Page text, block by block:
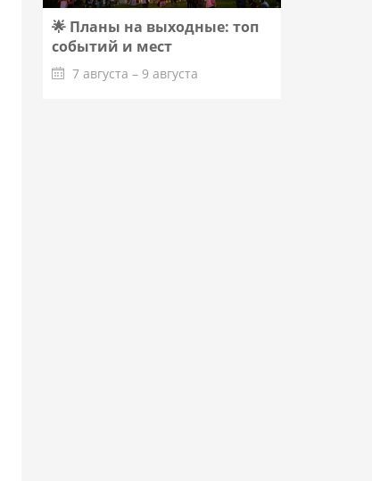
🌟 Планы на выходные: топ
событий и мест
7 августа – 9 августа